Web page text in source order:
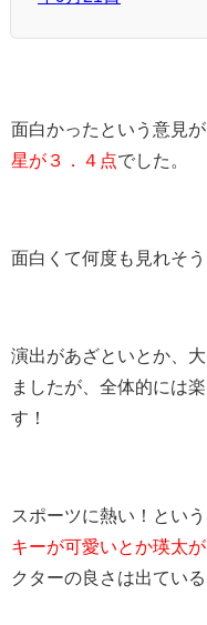
面白かったという意見が
星が３．４点でした。
面白くて何度も見れそ
演出があざといとか、
ましたが、全体的には
す！
スポーツに熱い！とい
キーが可愛いとか瑛太
クターの良さは出ている